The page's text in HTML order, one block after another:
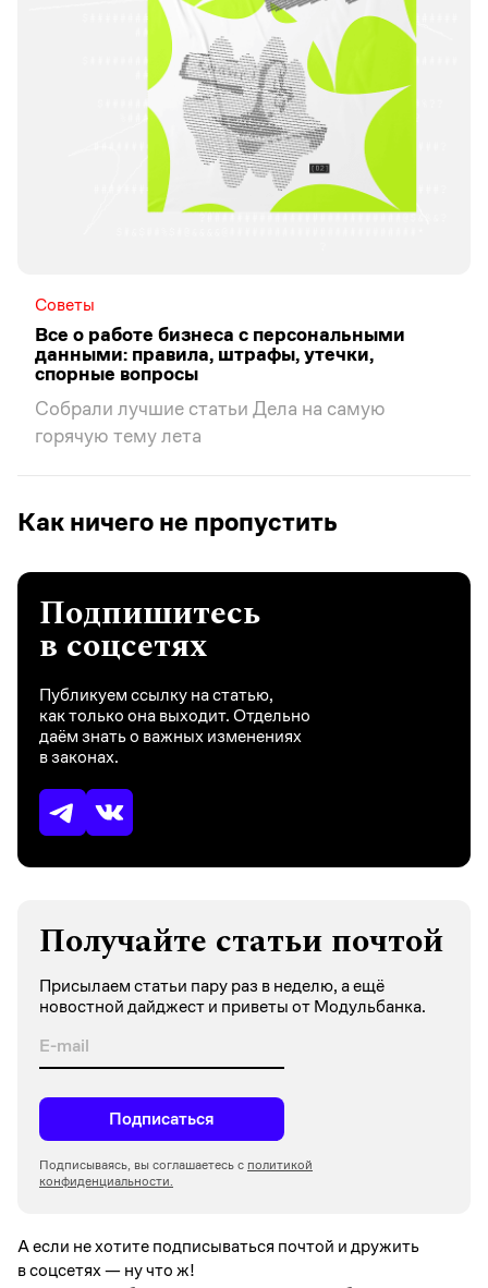
Советы
Все о работе бизнеса с персональными
данными: правила, штрафы, утечки,
спорные вопросы
Собрали лучшие статьи Дела на самую
горячую тему лета
Как ничего не пропустить
Подпишитесь
в соцсетях
Публикуем ссылку на статью,
как только она выходит. Отдельно
даём знать о важных изменениях
в законах.
Получайте статьи почтой
Присылаем статьи пару раз в неделю, а ещё
новостной дайджест и приветы от Модульбанка.
Подписаться
Подписываясь, вы соглашаетесь с политикой
конфиденциальности.
А если не хотите подписываться почтой и дружить
в соцсетях —ну что ж!